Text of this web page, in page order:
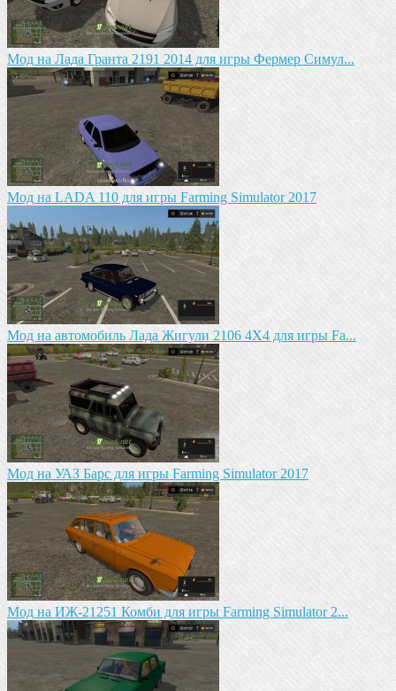
Мод на Лада Гранта 2191 2014 для игры Фермер Симул...
Мод на LADA 110 для игры Farming Simulator 2017
Мод на автомобиль Лада Жигули 2106 4Х4 для игры Fa...
Mод на УАЗ Барс для игры Farming Simulator 2017
Мод на ИЖ-21251 Комби для игры Farming Simulator 2...